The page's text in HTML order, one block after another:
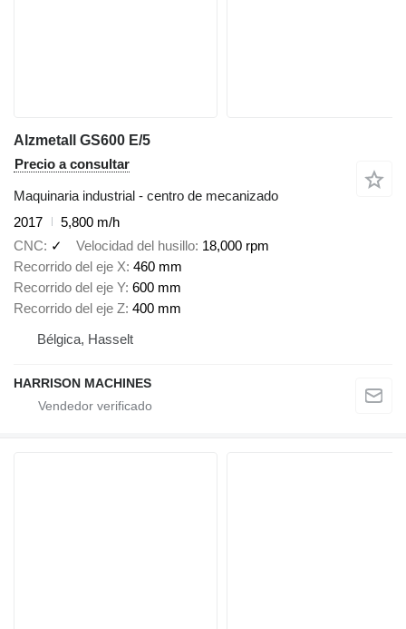
Alzmetall GS600 E/5
Precio a consultar
Maquinaria industrial - centro de mecanizado
2017
5,800 m/h
CNC
✓ Velocidad del husillo 18,000 rpm
Recorrido del eje X 460 mm
Recorrido del eje Y 600 mm
Recorrido del eje Z 400 mm
Bélgica, Hasselt
HARRISON MACHINES